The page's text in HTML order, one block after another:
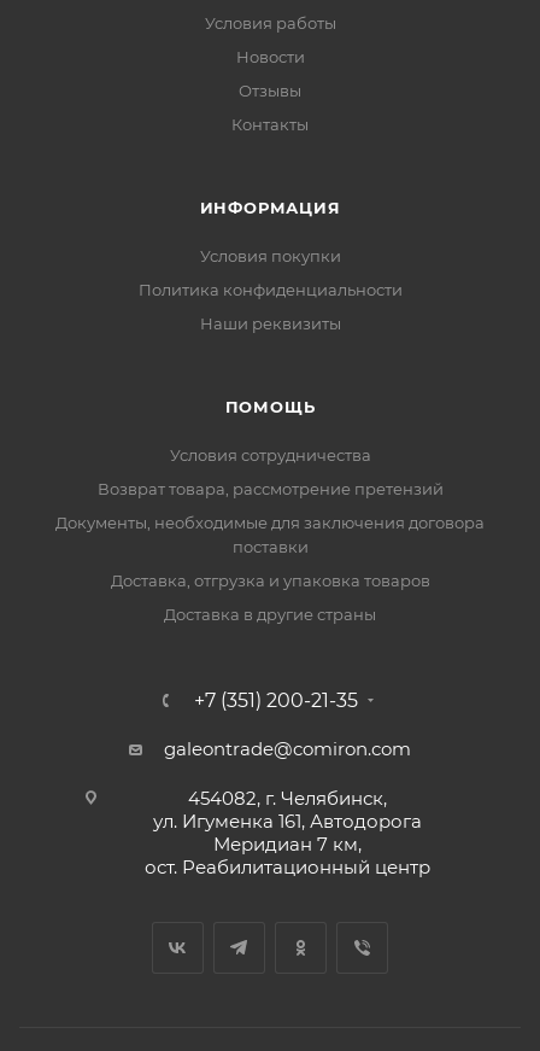
Условия работы
Новости
Отзывы
Контакты
ИНФОРМАЦИЯ
Условия покупки
Политика конфиденциальности
Наши реквизиты
ПОМОЩЬ
Условия сотрудничества
Возврат товара, рассмотрение претензий
Документы, необходимые для заключения договора
поставки
Доставка, отгрузка и упаковка товаров
Доставка в другие страны
+7 (351) 200-21-35
galeontrade@comiron.com
454082, г. Челябинск,
ул. Игуменка 161, Автодорога
Меридиан 7 км,
ост. Реабилитационный центр